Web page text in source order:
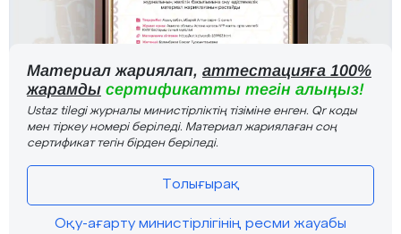
Материал жариялап, аттестацияға 100%
жарамды сертификатты тегін алыңыз!
Ustaz tilegi журналы министірліктің тізіміне енген. Qr коды
мен тіркеу номері беріледі. Материал жариялаған соң
сертификат тегін бірден беріледі.
Толығырақ
Оқу-ағарту министірлігінің ресми жауабы